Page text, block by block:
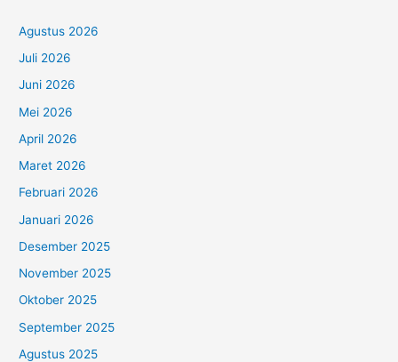
Agustus 2026
Juli 2026
Juni 2026
Mei 2026
April 2026
Maret 2026
Februari 2026
Januari 2026
Desember 2025
November 2025
Oktober 2025
September 2025
Agustus 2025